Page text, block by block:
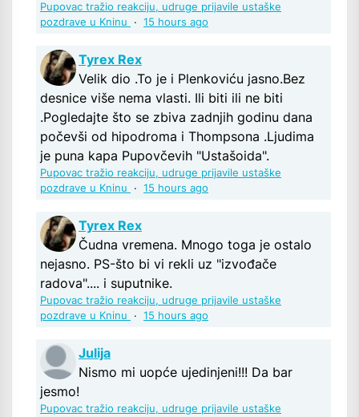
Pupovac tražio reakciju, udruge prijavile ustaške
pozdrave u Kninu
· 15 hours ago
Tyrex Rex
Velik dio .To je i Plenkoviću jasno.Bez
desnice više nema vlasti. Ili biti ili ne biti
.Pogledajte što se zbiva zadnjih godinu dana
počevši od hipodroma i Thompsona .Ljudima
je puna kapa Pupovčevih "Ustašoida".
Pupovac tražio reakciju, udruge prijavile ustaške
pozdrave u Kninu
· 15 hours ago
Tyrex Rex
Čudna vremena. Mnogo toga je ostalo
nejasno. PS-što bi vi rekli uz "izvođače
radova".... i suputnike.
Pupovac tražio reakciju, udruge prijavile ustaške
pozdrave u Kninu
· 15 hours ago
Julija
Nismo mi uopće ujedinjeni!!! Da bar
jesmo!
Pupovac tražio reakciju, udruge prijavile ustaške